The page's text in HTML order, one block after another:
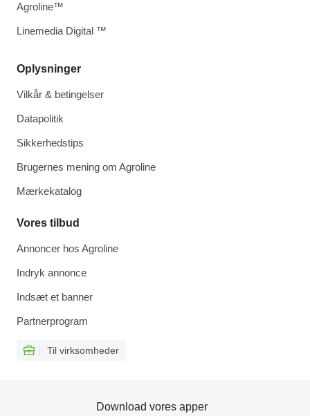
Oplysninger
Vilkår & betingelser
Datapolitik
Sikkerhedstips
Brugernes mening om Agroline
Mærkekatalog
Vores tilbud
Annoncer hos Agroline
Indryk annonce
Indsæt et banner
Partnerprogram
Til virksomheder
Agroline™
Linemedia Digital ™
Download vores apper